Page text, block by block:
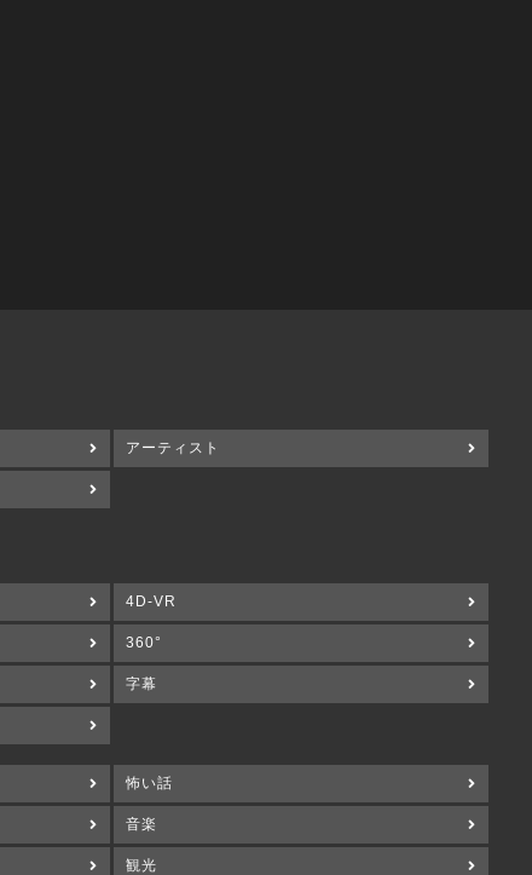
アーティスト
4D-VR
360°
字幕
怖い話
音楽
観光